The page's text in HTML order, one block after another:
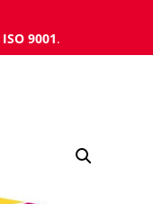
ISO 9001.